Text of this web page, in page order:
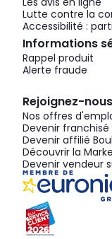
Lutte contre la
Accessibilité :
Informations
Rappel produit
Alerte fraude
Rejoignez-nous
Nos offres
Devenir franchisé
Devenir affilié
Découvrir la
Devenir vendeur